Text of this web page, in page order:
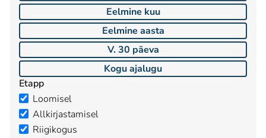
Eelmine kuu
Eelmine aasta
V. 30 päeva
Kogu ajalugu
Etapp
Loomisel
Allkirjastamisel
Riigikogus